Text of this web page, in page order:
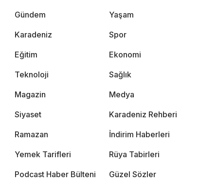
Gündem Yaşam
Karadeniz Spor
Eğitim Ekonomi
Teknoloji Sağlık
Magazin Medya
Siyaset Karadeniz Rehberi
Ramazan İndirim Haberleri
Yemek Tarifleri Rüya Tabirleri
Podcast Haber Bülteni Güzel Sözler